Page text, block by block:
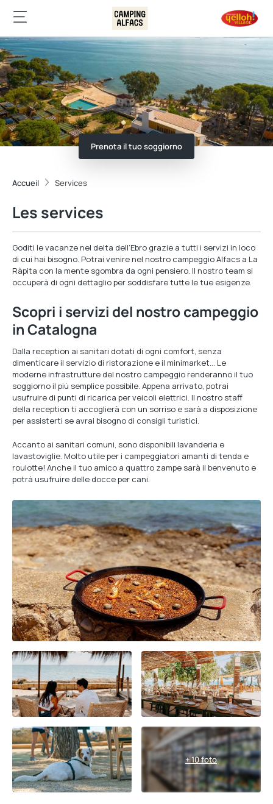
Prenota il tuo soggiorno
Accueil Services
Les services
Goditi le vacanze nel delta dell’Ebro grazie a tutti i servizi in loco
di cui hai bisogno. Potrai venire nel nostro campeggio Alfacs a La
Ràpita con la mente sgombra da ogni pensiero. Il nostro team si
occuperà di ogni dettaglio per soddisfare tutte le tue esigenze.
Scopri i servizi del nostro campeggio
in Catalogna
Dalla reception ai sanitari dotati di ogni comfort, senza
dimenticare il servizio di ristorazione e il minimarket… Le
moderne infrastrutture del nostro campeggio renderanno il tuo
soggiorno il più semplice possibile. Appena arrivato, potrai
usufruire di punti di ricarica per veicoli elettrici. Il nostro staff
della reception ti accoglierà con un sorriso e sarà a disposizione
per assisterti se avrai bisogno di consigli turistici.
Accanto ai sanitari comuni, sono disponibili lavanderia e
lavastoviglie. Molto utile per i campeggiatori amanti di tenda e
roulotte! Anche il tuo amico a quattro zampe sarà il benvenuto e
potrà usufruire delle docce per cani.
+ 10 foto